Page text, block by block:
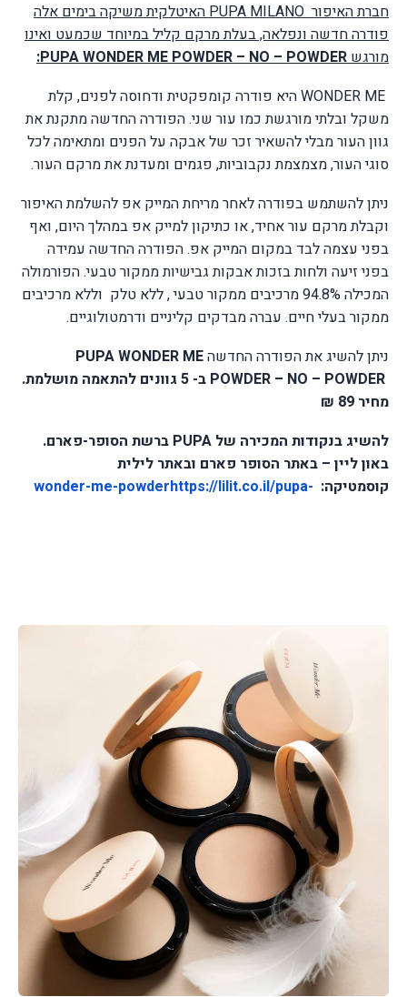
חברת האיפורPUPA MILANOהאיטלקית משיקה בימים אלה
פודרה חדשה ונפלאה, בעלת מרקם קליל במיוחד שכמעט ואינו
מורגשPUPA WONDER ME POWDER – NO – POWDER
:
WONDER MEהיא פודרה קומפקטית ודחוסה לפנים, קלת
משקל ובלתי מורגשת כמו עור שני. הפודרה החדשה מתקנת את
גוון העור מבלי להשאיר זכר של אבקה על הפנים ומתאימה לכל
סוגי העור, מצמצמת נקבוביות, פגמים ומעדנת את מרקם העור.
ניתן להשתמש בפודרה לאחר מריחת המייק אפ להשלמת האיפור
וקבלת מרקם עור אחיד, או כתיקון למייק אפ במהלך היום, ואף
בפני עצמה לבד במקום המייק אפ. הפודרה החדשה עמידה
בפני זיעה ולחות בזכות אבקות גבישיות ממקור טבעי. הפורמולה
המכילה 94.8% מרכיבים ממקור טבעי , ללא טלק
וללא מרכיבים
ממקור בעלי חיים. עברה מבדקים קליניים ודרמטולוגיים.
ניתן להשיג את הפודרה החדשהPUPA WONDER ME
POWDER – NO – POWDER
ב- 5 גוונים להתאמה מושלמת.
מחיר 89 ₪
להשיג בנקודות המכירה של PUPA ברשת הסופר-פארם.
באון ליין – באתר הסופר פארם ובאתר לילית
קוסמטיקה: https://lilit.co.il/pupa-
wonder-me-powder